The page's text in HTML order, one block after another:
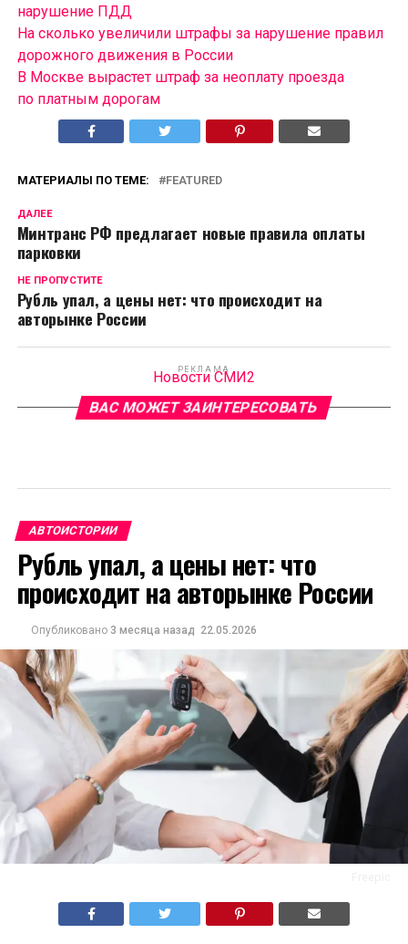
нарушение ПДД
На сколько увеличили штрафы за нарушение правил
дорожного движения в России
В Москве вырастет штраф за неоплату проезда
по платным дорогам
МАТЕРИАЛЫ ПО ТЕМЕ: FEATURED
ДАЛЕЕ
Минтранс РФ предлагает новые правила оплаты
парковки
НЕ ПРОПУСТИТЕ
Рубль упал, а цены нет: что происходит на
авторынке России
РЕКЛАМА
Новости СМИ2
ВАС МОЖЕТ ЗАИНТЕРЕСОВАТЬ
АВТОИСТОРИИ
Рубль упал, а цены нет: что
происходит на авторынке России
Опубликовано 3 месяца назад 22.05.2026